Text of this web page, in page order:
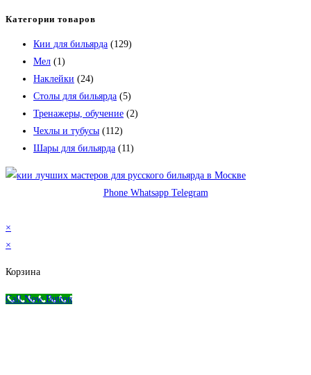
Категории товаров
Кии для бильярда (129)
Мел (1)
Наклейки (24)
Столы для бильярда (5)
Тренажеры, обучение (2)
Чехлы и тубусы (112)
Шары для бильярда (11)
Phone Whatsapp Telegram
×
×
Корзина
Call Now Button